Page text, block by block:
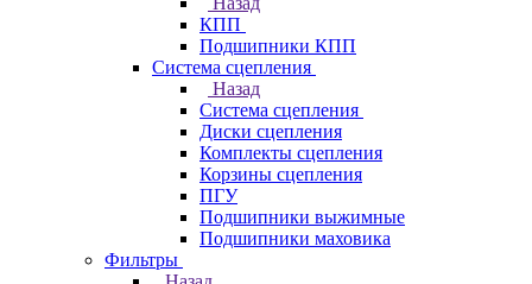
КПП
Подшипники КПП
Система сцепления
Назад
Система сцепления
Диски сцепления
Комплекты сцепления
Корзины сцепления
ПГУ
Подшипники выжимные
Подшипники маховика
Фильтры